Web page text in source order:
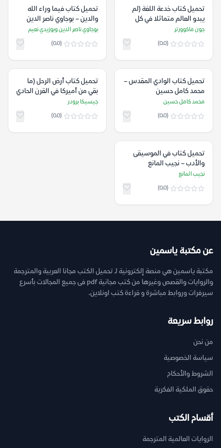
تحميل كتاب خدعة اللغة (لم
يبدو العالم متماثلا في كل
لغة؟) – جون ماكوورتر
جون ماكوورتر
(0.0)
تحميل كتاب فيما وراء الله
والدين – بوجاوي ناصر الدين
وبوزيدي نعيم
بوجاوي ناصر الدين وبوزيدي نعيم
(0.0)
تحميل كتاب الوادي المقدس –
محمد كامل حسين
محمد كامل حسين
(0.0)
تحميل كتاب أرض الرحل (ما
بقي من أميركا في القرن الحادي
والعشرين) – جيسيكا برودر
جيسيكا برودر
(0.0)
تحميل كتاب في الموسيقى
والأدب – نجيب المانع
نجيب المانع
(0.0)
عن مكتبة ياسمين
مكتبة ياسمين هي منصة إلكترونية لـ تحميل الكتب مجانا العربية والمترجمة
والروايات والقصص وغيرها من كتب مجانية pdf فى جميع المجالات بأسرع
سيرفرات وروابط مباشرة و قراءة كتب اونلاين.
روابط سريعة
من نحن
سياسة الخصوصية
الشروط والأحكام
حقوق الملكية الفكرية
أقسام الكتب
الروايات العالمية المترجمة